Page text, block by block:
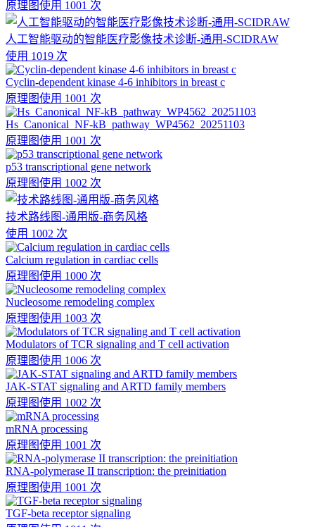
原理图使用 1001 次
人工智能驱动的智能医疗影像技术诊断-通用-SCIDRAW
使用 1019 次
Cyclin-dependent kinase 4-6 inhibitors in breast c
原理图使用 1001 次
Hs_Canonical_NF-kB_pathway_WP4562_20251103
原理图使用 1001 次
p53 transcriptional gene network
原理图使用 1002 次
技术路线图-通用版-商务风格
使用 1002 次
Calcium regulation in cardiac cells
原理图使用 1000 次
Nucleosome remodeling complex
原理图使用 1003 次
Modulators of TCR signaling and T cell activation
原理图使用 1006 次
JAK-STAT signaling and ARTD family members
原理图使用 1002 次
mRNA processing
原理图使用 1001 次
RNA-polymerase II transcription: the preinitiation
原理图使用 1001 次
TGF-beta receptor signaling